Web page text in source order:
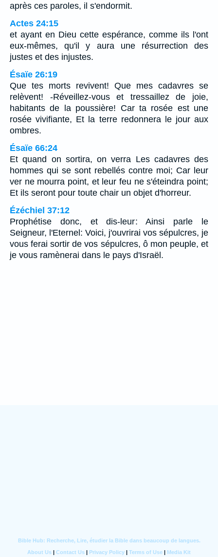
après ces paroles, il s'endormit.
Actes 24:15
et ayant en Dieu cette espérance, comme ils l'ont
eux-mêmes, qu'il y aura une résurrection des
justes et des injustes.
Ésaïe 26:19
Que tes morts revivent! Que mes cadavres se
relèvent! -Réveillez-vous et tressaillez de joie,
habitants de la poussière! Car ta rosée est une
rosée vivifiante, Et la terre redonnera le jour aux
ombres.
Ésaïe 66:24
Et quand on sortira, on verra Les cadavres des
hommes qui se sont rebellés contre moi; Car leur
ver ne mourra point, et leur feu ne s'éteindra point;
Et ils seront pour toute chair un objet d'horreur.
Ézéchiel 37:12
Prophétise donc, et dis-leur: Ainsi parle le
Seigneur, l'Eternel: Voici, j'ouvrirai vos sépulcres, je
vous ferai sortir de vos sépulcres, ô mon peuple, et
je vous ramènerai dans le pays d'Israël.